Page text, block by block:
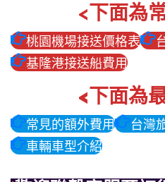
<下面為
桃園機場接送價格表
基隆港接送船費用
<下面為
常見的額外費用
台灣
車輛車型介紹